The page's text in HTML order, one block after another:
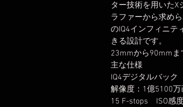
ター技術を用いた
ラファーから求め
のIQ4インフィニテ
きる設計です。
23mmから90mmま
主な仕様
IQ4デジタルバック
解像度：1億5100
15 F-stops ISO感